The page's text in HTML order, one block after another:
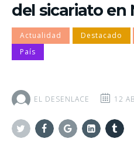
del sicariato en
Actualidad Destacado
País
EL DESENLACE 12